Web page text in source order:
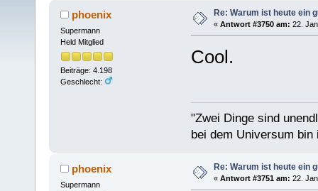
phoenix
Supermann
Held Mitglied
Beiträge: 4.198
Geschlecht:
Re: Warum ist heute ein
« Antwort #3750 am: 22.
Cool.
"Zwei Dinge sind
bei dem Universum
phoenix
Supermann
Re: Warum ist heute ein
« Antwort #3751 am: 22.